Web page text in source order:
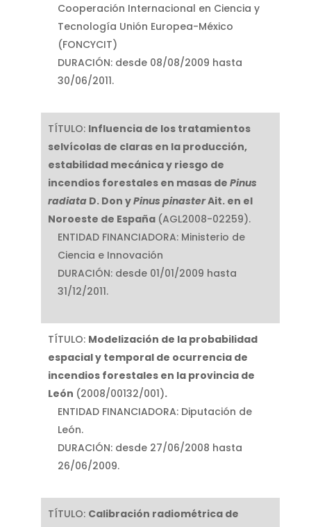
Cooperación Internacional en Ciencia y
Tecnología Unión Europea-México
(FONCYCIT)
DURACIÓN: desde 08/08/2009 hasta
30/06/2011.
TÍTULO: Influencia de los tratamientos
selvícolas de claras en la producción,
estabilidad mecánica y riesgo de
incendios forestales en masas de Pinus
radiataD. Don yPinus pinasterAit. en el
Noroeste de España (AGL2008-02259).
ENTIDAD FINANCIADORA: Ministerio de
Ciencia e Innovación
DURACIÓN: desde 01/01/2009 hasta
31/12/2011.
TÍTULO: Modelización de la probabilidad
espacial y temporal de ocurrencia de
incendios forestales en la provincia de
León (2008/00132/001).
ENTIDAD FINANCIADORA: Diputación de
León.
DURACIÓN: desde 27/06/2008 hasta
26/06/2009.
TÍTULO: Calibración radiométrica de